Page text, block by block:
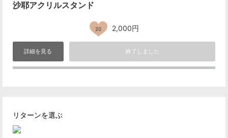
沙耶アクリルスタンド
20 2,000円
詳細を見る 終了しました
リターンを選ぶ